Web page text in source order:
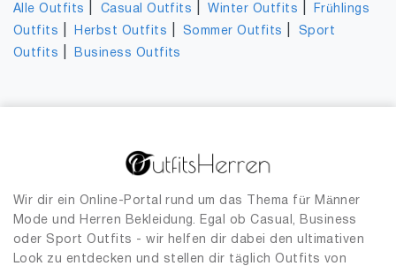
Alle Outfits Casual Outfits |Winter Outfits
Frühlings
Outfits
Herbst Outfits Sommer Outfits
Sport
Outfits
Business Outfits
Wir dir ein Online-Portal rund um das Thema für Männer
Mode und Herren Bekleidung. Egal ob Casual, Business
oder Sport Outfits - wir helfen dir dabei den ultimativen
Look zu entdecken und stellen dir täglich Outfits von